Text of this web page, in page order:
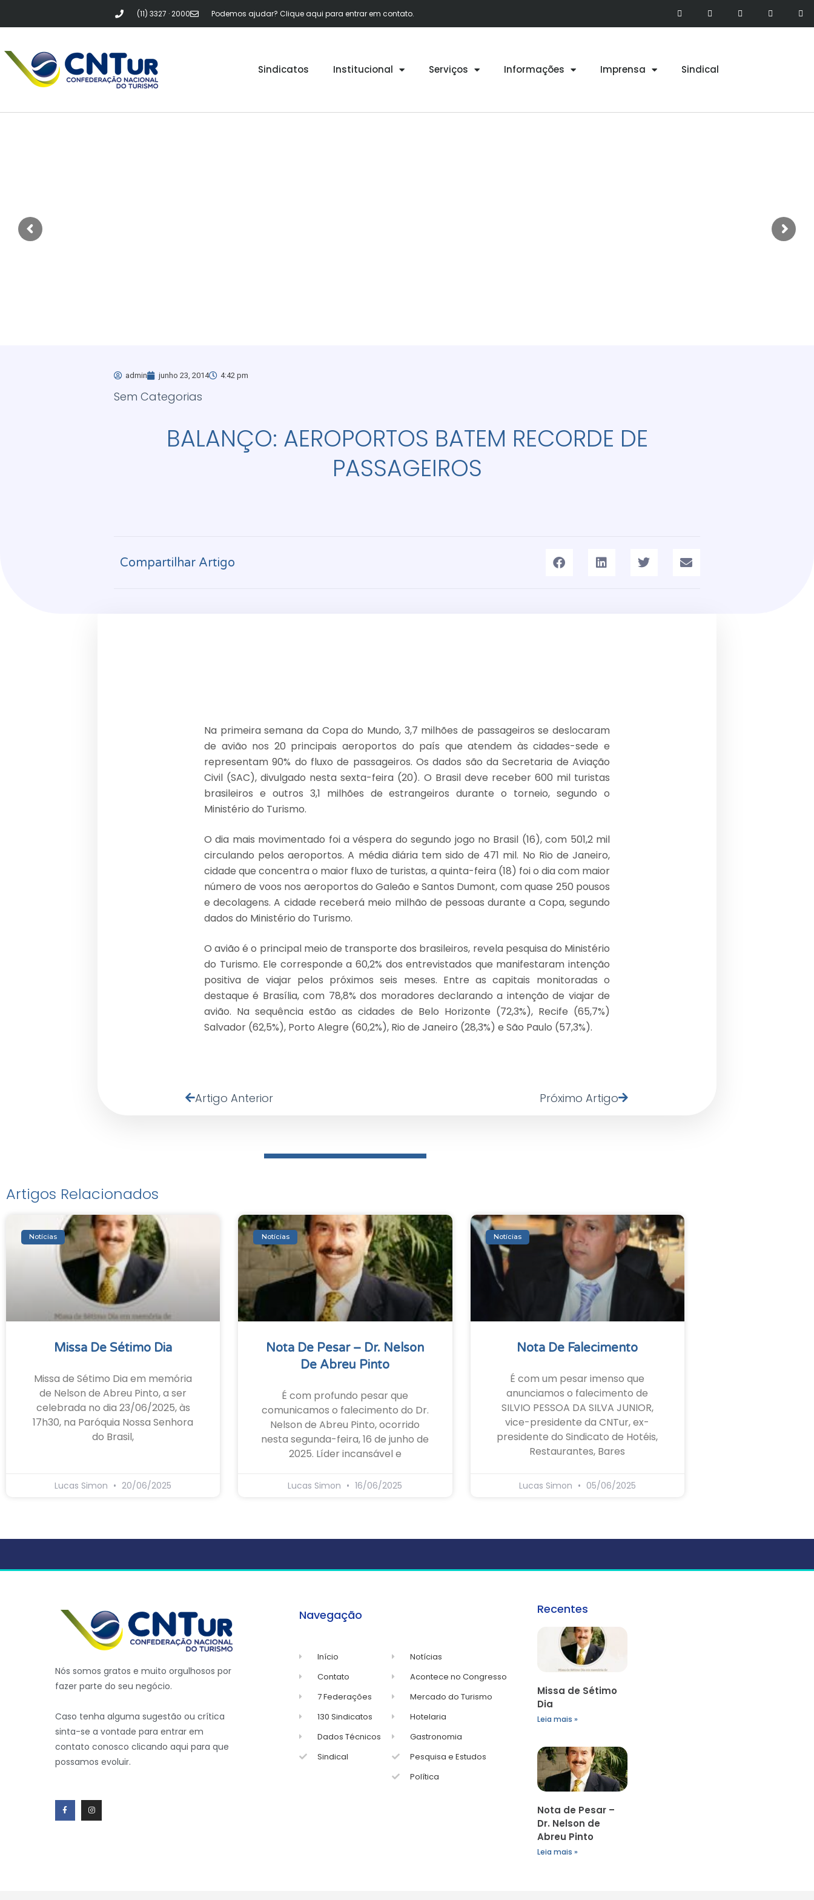
(11) 3327 · 2000 Podemos ajudar? Clique aqui para entrar em contato.
Sindicatos Institucional Serviços Informações Imprensa Sindical
admin junho 23, 2014 4:42 pm
Sem Categorias
BALANÇO: AEROPORTOS BATEM RECORDE DE
PASSAGEIROS
Compartilhar Artigo
Na primeira semana da Copa do Mundo, 3,7 milhões de passageiros se deslocaram
de avião nos 20 principais aeroportos do país que atendem às cidades-sede e
representam 90% do fluxo de passageiros. Os dados são da Secretaria de Aviação
Civil (SAC), divulgado nesta sexta-feira (20). O Brasil deve receber 600 mil turistas
brasileiros e outros 3,1 milhões de estrangeiros durante o torneio, segundo o
Ministério do Turismo.
O dia mais movimentado foi a véspera do segundo jogo no Brasil (16), com 501,2 mil
circulando pelos aeroportos. A média diária tem sido de 471 mil. No Rio de Janeiro,
cidade que concentra o maior fluxo de turistas, a quinta-feira (18) foi o dia com maior
número de voos nos aeroportos do Galeão e Santos Dumont, com quase 250 pousos
e decolagens. A cidade receberá meio milhão de pessoas durante a Copa, segundo
dados do Ministério do Turismo.
O avião é o principal meio de transporte dos brasileiros, revela pesquisa do Ministério
do Turismo. Ele corresponde a 60,2% dos entrevistados que manifestaram intenção
positiva de viajar pelos próximos seis meses. Entre as capitais monitoradas o
destaque é Brasília, com 78,8% dos moradores declarando a intenção de viajar de
avião. Na sequência estão as cidades de Belo Horizonte (72,3%), Recife (65,7%)
Salvador (62,5%), Porto Alegre (60,2%), Rio de Janeiro (28,3%) e São Paulo (57,3%).
Artigo Anterior Próximo Artigo
Artigos Relacionados
Notícias
Missa De Sétimo Dia
Missa de Sétimo Dia em memória
de Nelson de Abreu Pinto, a ser
celebrada no dia 23/06/2025, às
17h30, na Paróquia Nossa Senhora
do Brasil,
Lucas Simon 20/06/2025
Notícias
Nota De Pesar – Dr. Nelson
De Abreu Pinto
É com profundo pesar que
comunicamos o falecimento do Dr.
Nelson de Abreu Pinto, ocorrido
nesta segunda-feira, 16 de junho de
2025. Líder incansável e
Lucas Simon 16/06/2025
Notícias
Nota De Falecimento
É com um pesar imenso que
anunciamos o falecimento de
SILVIO PESSOA DA SILVA JUNIOR,
vice-presidente da CNTur, ex-
presidente do Sindicato de Hotéis,
Restaurantes, Bares
Lucas Simon 05/06/2025
Nós somos gratos e muito orgulhosos por
fazer parte do seu negócio.
Caso tenha alguma sugestão ou crítica
sinta-se a vontade para entrar em
contato conosco clicando aqui para que
possamos evoluir.
Navegação
Início
Contato
7 Federações
130 Sindicatos
Dados Técnicos
Sindical
Notícias
Acontece no Congresso
Mercado do Turismo
Hotelaria
Gastronomia
Pesquisa e Estudos
Política
Recentes
Missa de Sétimo
Dia
Leia mais »
Nota de Pesar –
Dr. Nelson de
Abreu Pinto
Leia mais »